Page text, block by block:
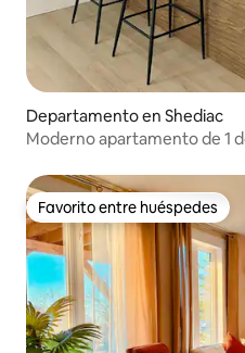
Departamento en Shediac
Moderno apartamento de 1
Favorito entre huéspedes
Favorito entre huéspedes